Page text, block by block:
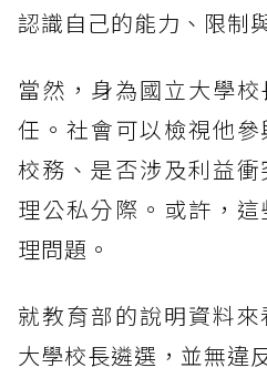
認識自己的能力、限制
當然，身為國立大學
任。社會可以檢視他
校務、是否涉及利益
理公私分際。或許，
理問題。
就教育部的說明資料
大學校長遴選，並無違